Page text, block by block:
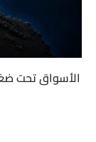
الأسواق تحت